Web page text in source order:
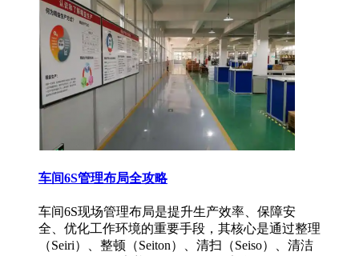
车间6S管理布局全攻略
车间6S现场管理布局是提升生产效率、保障安
全、优化工作环境的重要手段，其核心是通过整理
（Seiri）、整顿（Seiton）、清扫（Seiso）、清洁